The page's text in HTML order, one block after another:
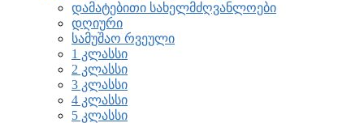
დამატებითი სახელმძღვანლოები
დღიური
სამუშაო რვეული
1 კლასსი
2 კლასსი
3 კლასსი
4 კლასსი
5 კლასსი